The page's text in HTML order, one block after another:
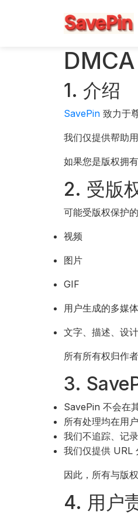
1. 介绍
SavePin 致力于
我们仅提供帮助
如果您是版权拥
2. 受版
可能受版权保护
视频
图片
GIF
用户生成的多媒
文字、描述、设计
所有所有权归作
3.
SavePin 不会在
所有处理均在用
我们不追踪、记
我们仅提供 URL
因此，所有与版
4. 用户